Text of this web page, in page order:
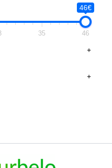
46€
35 46
+
+